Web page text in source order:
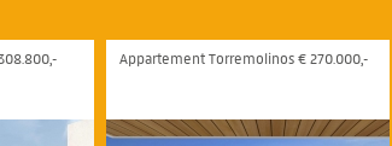
Appartement Torremolinos € 270.000,-